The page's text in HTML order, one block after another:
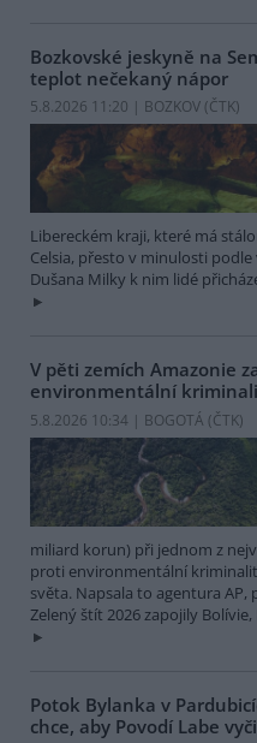
Bozkovské jeskyně na
teplot nečekaný nápor
5.8.2026 11:20 | BOZKOV (ČTK)
Libereckém kraji, které má
Celsia, přesto v minulosti
Dušana Milky k nim lidé
V pěti zemích Amazonie
environmentální
5.8.2026 10:34 | BOGOTÁ (ČTK)
miliard korun) při jednom z
proti environmentální
světa. Napsala to agentura AP,
Zelený štít 2026 zapojily
Potok Bylanka v
chce, aby Povodí Labe